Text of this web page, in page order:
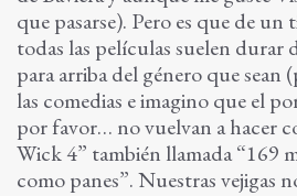
que pasarse). Pero es que de un
todas las películas suelen durar
para arriba del género que sean
las comedias e imagino que el
por favor… no vuelvan a hacer
Wick 4” también llamada “169
como panes”. Nuestras vejigas